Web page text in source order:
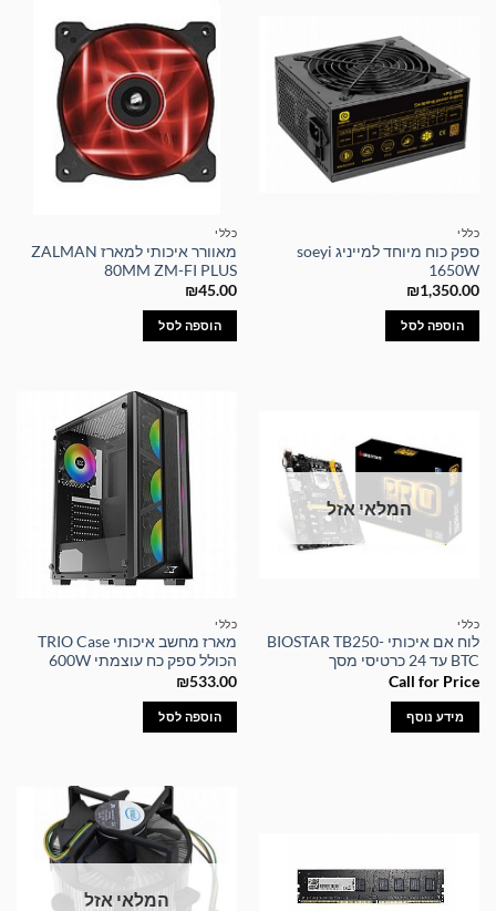
כללי
ספק כוח מיוחד למייניג soeyi
1650W
₪1,350.00
הוספה לסל
כללי
מאוורר איכותי למארז ZALMAN
80MM ZM-FI PLUS
₪45.00
הוספה לסל
המלאי אזל
כללי
לוח אם איכותי BIOSTAR TB250-
BTC עד 24 כרטיסי מסך
Call for Price
מידע נוסף
כללי
מארז מחשב איכותי TRIO Case
הכולל ספק כח עוצמתי 600W
₪533.00
הוספה לסל
המלאי אזל